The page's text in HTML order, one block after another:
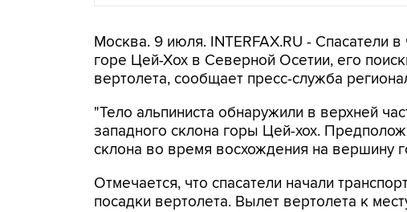
Москва. 9 июля. INTERFAX.RU - Спасатели
горе Цей-Хох в Северной Осетии, его
вертолета, сообщает пресс-служба
"Тело альпиниста обнаружили в верхней
западного склона горы Цей-хох.
склона во время восхождения на вершину
Отмечается, что спасатели начали
посадки вертолета. Вылет вертолета к